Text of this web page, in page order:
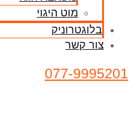
מוט היגוי
בלוגטרוניק
צור קשר
077-9995201